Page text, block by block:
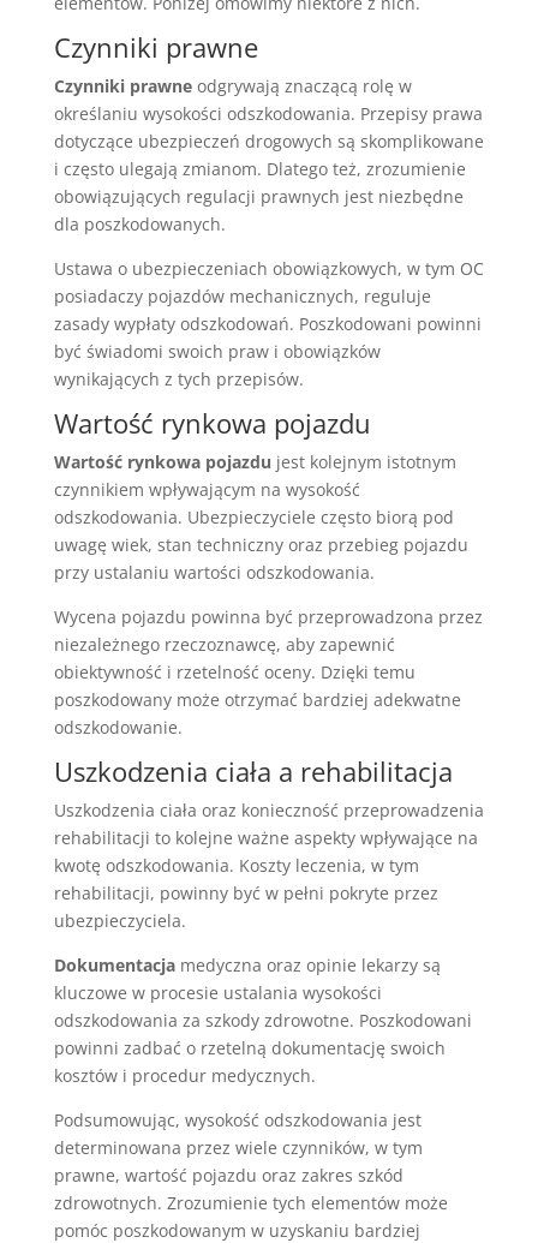
Czynniki prawne
Czynniki prawneodgrywają znaczącą rolę w
określaniu wysokości odszkodowania. Przepisy prawa
dotyczące ubezpieczeń drogowych są skomplikowane
i często ulegają zmianom. Dlatego też, zrozumienie
obowiązujących regulacji prawnych jest niezbędne
dla poszkodowanych.
Ustawa o ubezpieczeniach obowiązkowych, w tym OC
posiadaczy pojazdów mechanicznych, reguluje
zasady wypłaty odszkodowań. Poszkodowani powinni
być świadomi swoich praw i obowiązków
wynikających z tych przepisów.
Wartość rynkowa pojazdu
Wartość rynkowa pojazdu jest kolejnym istotnym
czynnikiem wpływającym na wysokość
odszkodowania. Ubezpieczyciele często biorą pod
uwagę wiek, stan techniczny oraz przebieg pojazdu
przy ustalaniu wartości odszkodowania.
Wycena pojazdu powinna być przeprowadzona przez
niezależnego rzeczoznawcę, aby zapewnić
obiektywność i rzetelność oceny. Dzięki temu
poszkodowany może otrzymać bardziej adekwatne
odszkodowanie.
Uszkodzenia ciała a rehabilitacja
Uszkodzenia ciała oraz konieczność przeprowadzenia
rehabilitacji to kolejne ważne aspekty wpływające na
kwotę odszkodowania. Koszty leczenia, w tym
rehabilitacji, powinny być w pełni pokryte przez
ubezpieczyciela.
Dokumentacjamedyczna oraz opinie lekarzy są
kluczowe w procesie ustalania wysokości
odszkodowania za szkody zdrowotne. Poszkodowani
powinni zadbać o rzetelną dokumentację swoich
kosztów i procedur medycznych.
Podsumowując, wysokość odszkodowania jest
determinowana przez wiele czynników, w tym
prawne, wartość pojazdu oraz zakres szkód
zdrowotnych. Zrozumienie tych elementów może
pomóc poszkodowanym w uzyskaniu bardziej